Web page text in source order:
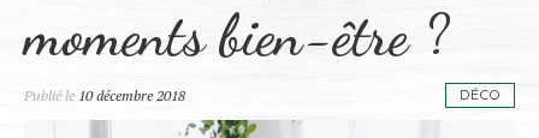
moments bien-être ?
Publié le 10 décembre 2018 DÉCO